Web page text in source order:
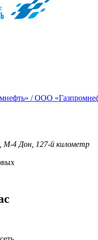
/ ООО
М-4 Дон, 127-й километр